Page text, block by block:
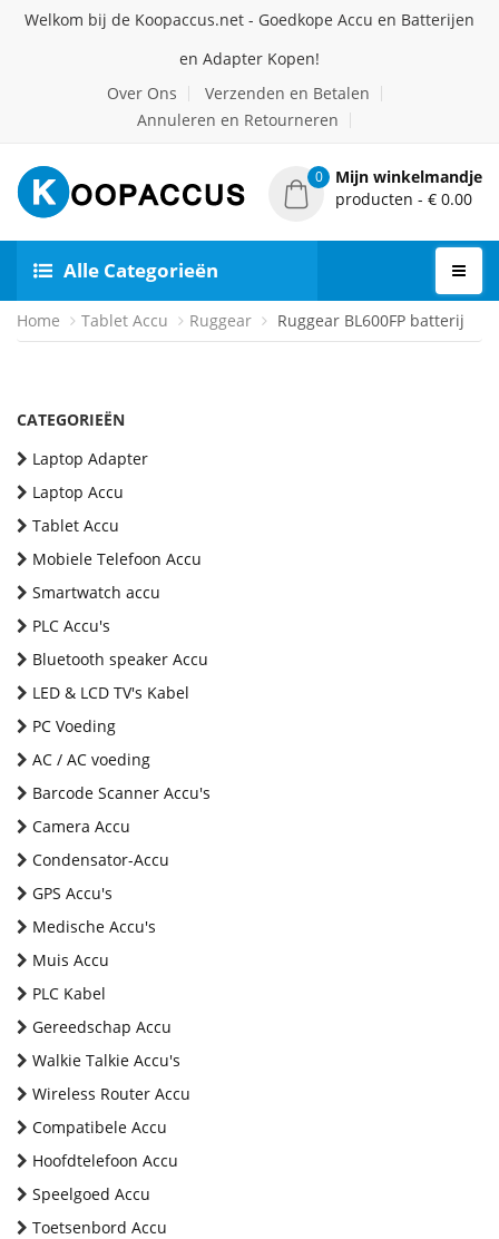
Welkom bij de Koopaccus.net - Goedkope Accu en Batterijen
en Adapter Kopen!
Over Ons
Verzenden en Betalen
Annuleren en Retourneren
0
Mijn winkelmandje
producten - € 0.00
Alle Categorieën
Home Tablet Accu Ruggear Ruggear BL600FP batterij
CATEGORIEËN
Laptop Adapter
Laptop Accu
Tablet Accu
Mobiele Telefoon Accu
Smartwatch accu
PLC Accu's
Bluetooth speaker Accu
LED & LCD TV's Kabel
PC Voeding
AC / AC voeding
Barcode Scanner Accu's
Camera Accu
Condensator-Accu
GPS Accu's
Medische Accu's
Muis Accu
PLC Kabel
Gereedschap Accu
Walkie Talkie Accu's
Wireless Router Accu
Compatibele Accu
Hoofdtelefoon Accu
Speelgoed Accu
Toetsenbord Accu